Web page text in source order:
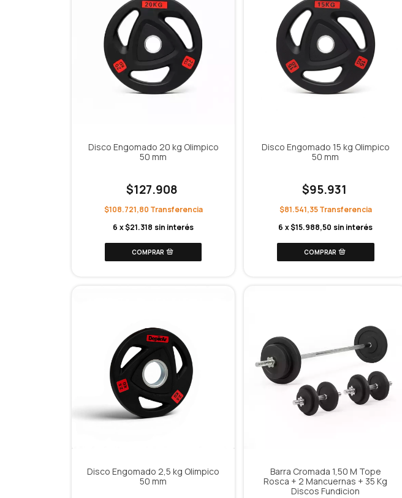
Disco Engomado 20 kg Olimpico
50 mm
$127.908
$108.721,80
6 x$21.318 sin interés
Disco Engomado 15 kg Olimpico
50 mm
$95.931
$81.541,35
6 x$15.988,50 sin interés
Disco Engomado 2,5 kg Olimpico
50 mm
Barra Cromada 1,50 M Tope
Rosca + 2 Mancuernas + 35 Kg
Discos Fundicion